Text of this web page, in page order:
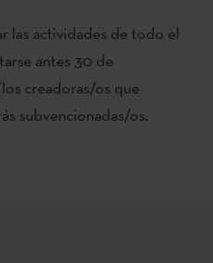
las actividades de todo el
antes 30 de
creadoras/os que
subvencionadas/os.